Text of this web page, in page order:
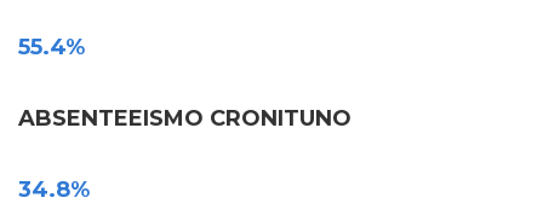
55.4%
ABSENTEEISMO CRONITUNO
34.8%